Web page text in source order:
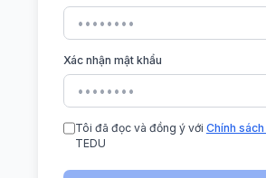
Xác nhận mật khẩu
Tôi đã đọc và đồng ý với Chính
TEDU